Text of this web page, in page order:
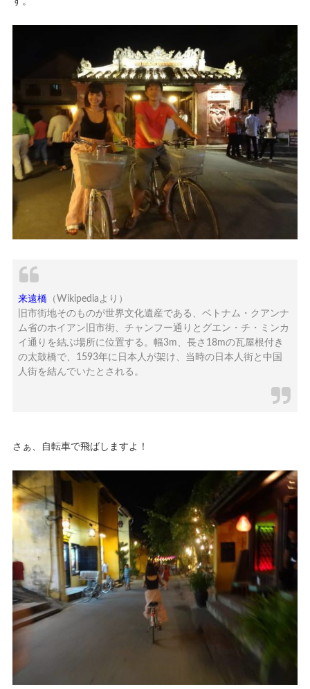
来遠橋 （Wikipediaより）
旧市街地そのものが世界文化遺産である、ベトナム・クアンナ
ム省のホイアン旧市街、チャンフー通りとグエン・チ・ミンカ
イ通りを結ぶ場所に位置する。幅3m、長さ18mの瓦屋根付き
の太鼓橋で、1593年に日本人が架け、当時の日本人街と中国
人街を結んでいたとされる。
さぁ、自転車で飛ばしますよ！